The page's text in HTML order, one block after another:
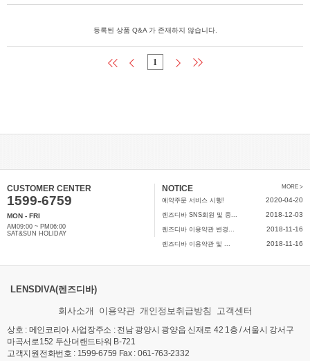
등록된 상품 Q&A 가 존재하지 않습니다.
1
CUSTOMER CENTER
1599-6759
MON - FRI
AM09:00 ~ PM06:00
SAT&SUN HOLIDAY
NOTICE MORE >
예약주문 서비스 시행! 2020-04-20
렌즈디바 SNS회원 및 중... 2018-12-03
렌즈디바 이용약관 변경... 2018-11-16
렌즈디바 이용약관 및 ... 2018-11-16
LENSDIVA(렌즈디바)
회사소개 이용약관 개인정보취급방침 고객센터
상호 : 메인코리아 사업장주소 : 전남 광양시 광양읍 신재로 42 1층 / 서울시 강서구
마곡서로152 두산더랜드타워 B-721
고객지원전화번호 : 1599-6759 Fax : 061-763-2332